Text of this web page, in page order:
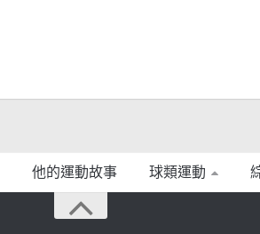
他的運動故事 球類運動